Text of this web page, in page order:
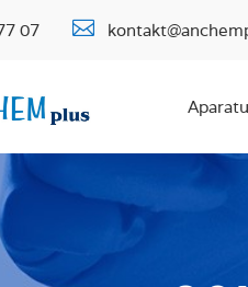
07 